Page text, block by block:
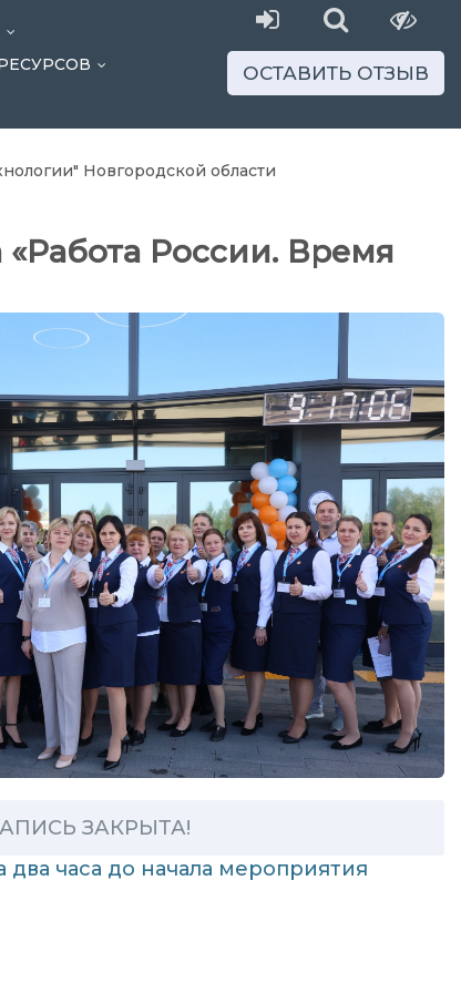
ОСТАВИТЬ ОТЗЫВ
Новгородской области
России. Время
ЗАКРЫТА!
два часа до начала мероприятия